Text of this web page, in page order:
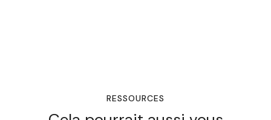
RESSOURCES